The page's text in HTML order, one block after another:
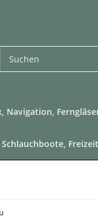
Navigation,
Schlauchboote, Freizeit